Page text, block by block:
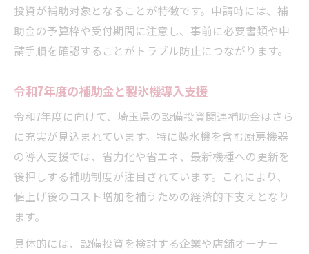
投資が補助対象となることが特徴です。申請時には、補
助金の予算枠や受付期間に注意し、事前に必要書類や申
請手順を確認することがトラブル防止につながります。
令和7年度の補助金と製氷機導入支援
令和7年度に向けて、埼玉県の設備投資関連補助金はさら
に充実が見込まれています。特に製氷機を含む厨房機器
の導入支援では、省力化や省エネ、最新機種への更新を
後押しする補助制度が注目されています。これにより、
値上げ後のコスト増加を補うための経済的下支えとなり
ます。
具体的には、設備投資を検討する企業や店舗オーナー